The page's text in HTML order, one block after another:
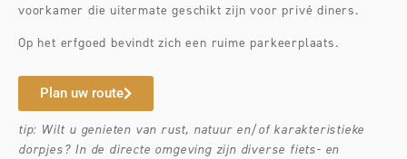
voorkamer die uitermate geschikt zijn voor privé diners.
Op het erfgoed bevindt zich een ruime parkeerplaats.
Plan uw route
tip: Wilt u genieten van rust, natuur en/of karakteristieke
dorpjes? In de directe omgeving zijn diverse fiets- en